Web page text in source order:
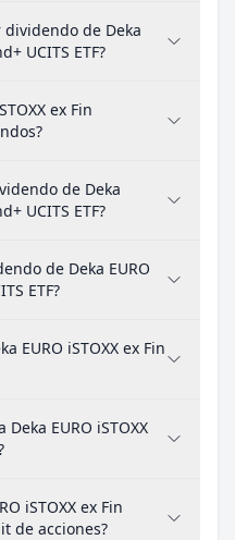
de Deka
UCITS ETF?
ex Fin
de Deka
UCITS ETF?
de Deka EURO
ETF?
EURO iSTOXX ex Fin
EURO iSTOXX
iSTOXX ex Fin
de acciones?